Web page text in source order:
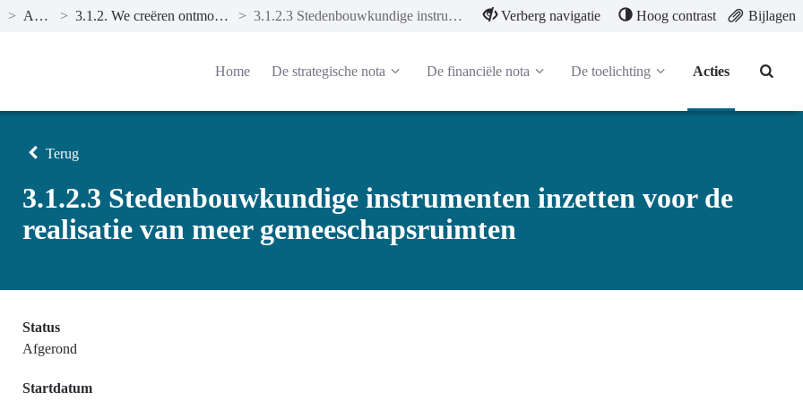
> Actieplannen > 3.1.2. We creëren ontmoetingsplaatsen die de sociale cohesie versterken > 3.1.2.3 Stedenbouwkundige instrumenten inzetten voor de realisatie van meer gemeeschapsruimten Verberg navigatie Hoog contrast Bijlagen
Home De strategische nota De financiële nota De toelichting Acties
Terug
3.1.2.3 Stedenbouwkundige instrumenten inzetten voor de
realisatie van meer gemeeschapsruimten
Status
Afgerond
Startdatum